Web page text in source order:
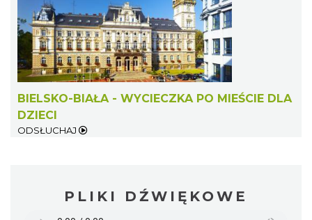
BIELSKO-BIAŁA - WYCIECZKA PO MIEŚCIE DLA
DZIECI
ODSŁUCHAJ
PLIKI DŹWIĘKOWE